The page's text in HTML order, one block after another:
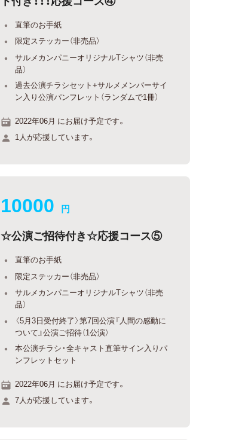
直筆のお手紙
限定ステッカー（非売品）
サルメカンパニーオリジナルTシャツ（非売
品）
過去公演チラシセット+サルメメンバーサイ
ン入り公演パンフレット（ランダムで1冊）
2022年06月 にお届け予定です。
1人が応援しています。
10000 円
☆公演ご招待付き☆応援コース⑤
直筆のお手紙
限定ステッカー（非売品）
サルメカンパニーオリジナルTシャツ（非売
品）
〈5月3日受付終了〉第7回公演『人間の感動に
ついて』公演ご招待（1公演）
本公演チラシ・全キャスト直筆サイン入りパ
ンフレットセット
2022年06月 にお届け予定です。
7人が応援しています。